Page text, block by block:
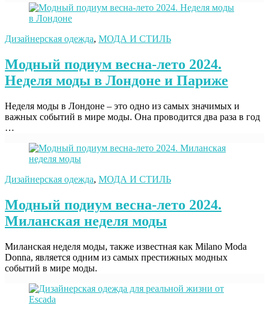
Дизайнерская одежда, МОДА И СТИЛЬ
Модный подиум весна-лето 2024.
Неделя моды в Лондоне и Париже
Неделя моды в Лондоне – это одно из самых значимых и
важных событий в мире моды. Она проводится два раза в год
…
Дизайнерская одежда, МОДА И СТИЛЬ
Модный подиум весна-лето 2024.
Миланская неделя моды
Миланская неделя моды, также известная как Milano Moda
Donna, является одним из самых престижных модных
событий в мире моды.